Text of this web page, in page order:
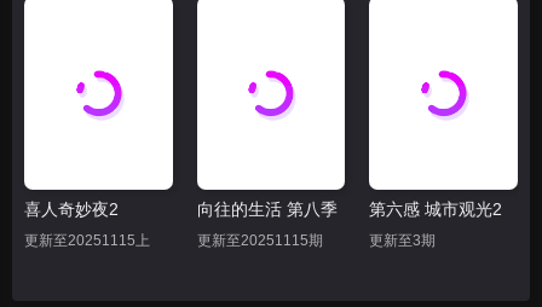
喜人奇妙夜2
更新至20251115上
向往的生活 第八季
更新至20251115期
第六感 城市观光2
更新至3期